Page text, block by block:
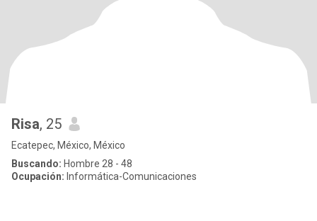
Risa, 25
Ecatepec, México, México
Buscando: Hombre 28 - 48
Ocupación: Informática-Comunicaciones